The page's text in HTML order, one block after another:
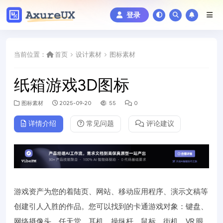
登录
当前位置： 首页 设计素材 图标素材
纸箱游戏3D图标
图标素材 2025-09-20 55 0
详情介绍 常见问题 评论建议
游戏资产为您的着陆页、网站、移动应用程序、演示文稿等
创建引人入胜的作品。您可以找到的卡通游戏对象：键盘、